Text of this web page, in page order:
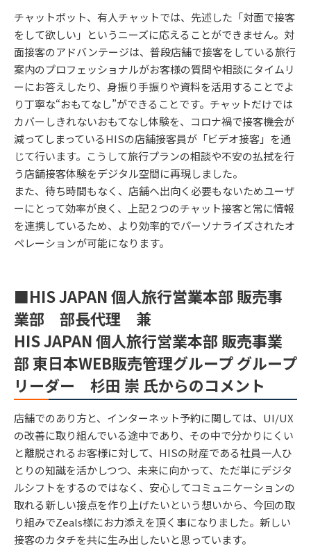
チャットボット、有人チャットでは、先述した「対面で接客
をして欲しい」というニーズに応えることができません。対
面接客のアドバンテージは、普段店舗で接客をしている旅行
案内のプロフェッショナルがお客様の質問や相談にタイムリ
ーにお答えしたり、身振り手振りや資料を活用することでよ
り丁寧な“おもてなし”ができることです。チャットだけでは
カバーしきれないおもてなし体験を、コロナ禍で接客機会が
減ってしまっているHISの店舗接客員が「ビデオ接客」を通
じて行います。こうして旅行プランの相談や不安の払拭を行
う店舗接客体験をデジタル空間に再現しました。
また、待ち時間もなく、店舗へ出向く必要もないためユーザ
ーにとって効率が良く、上記２つのチャット接客と常に情報
を連携しているため、より効率的でパーソナライズされたオ
ペレーションが可能になります。
■HIS JAPAN 個人旅行営業本部 販売事
業部 部長代理 兼
HIS JAPAN 個人旅行営業本部 販売事業
部 東日本WEB販売管理グループ グループ
リーダー 杉田 崇 氏からのコメント
店舗でのあり方と、インターネット予約に関しては、UI/UX
の改善に取り組んでいる途中であり、その中で分かりにくい
と離脱されるお客様に対して、HISの財産である社員一人ひ
とりの知識を活かしつつ、未来に向かって、ただ単にデジタ
ルシフトをするのではなく、安心してコミュニケーションの
取れる新しい接点を作り上げたいという想いから、今回の取
り組みでZeals様にお力添えを頂く事になりました。新しい
接客のカタチを共に生み出したいと思っています。